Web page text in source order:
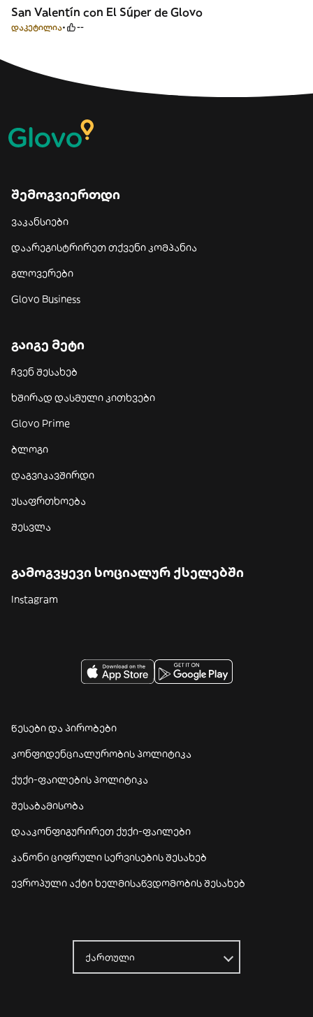
San Valentín con El Súper de Glovo
დაკეტილია --
შემოგვიერთდი
ვაკანსიები
დაარეგისტრირეთ თქვენი კომპანია
გლოვერები
Glovo Business
გაიგე მეტი
ჩვენ შესახებ
ხშირად დასმული კითხვები
Glovo Prime
ბლოგი
დაგვიკავშირდი
უსაფრთხოება
შესვლა
გამოგვყევი სოციალურ ქსელებში
Instagram
წესები და პირობები
კონფიდენციალურობის პოლიტიკა
ქუქი-ფაილების პოლიტიკა
შესაბამისობა
დააკონფიგურირეთ ქუქი-ფაილები
კანონი ციფრული სერვისების შესახებ
ევროპული აქტი ხელმისაწვდომობის შესახებ